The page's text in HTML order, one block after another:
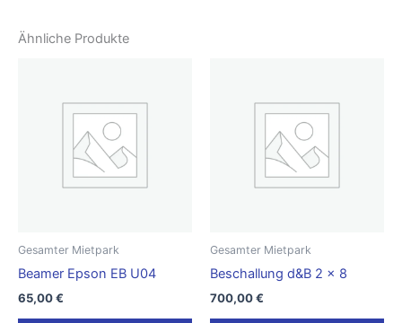
Ähnliche Produkte
Gesamter Mietpark
Beamer Epson EB U04
65,00€
Gesamter Mietpark
Beschallung d&B 2 x 8
700,00€